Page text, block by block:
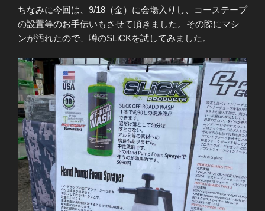
ちなみに今回は、9/18（金）に会場入りし、コーステープ
の設置等のお手伝いもさせて頂きました。その際にマシ
ンが汚れたので、噂のSLiCKを試してみました。